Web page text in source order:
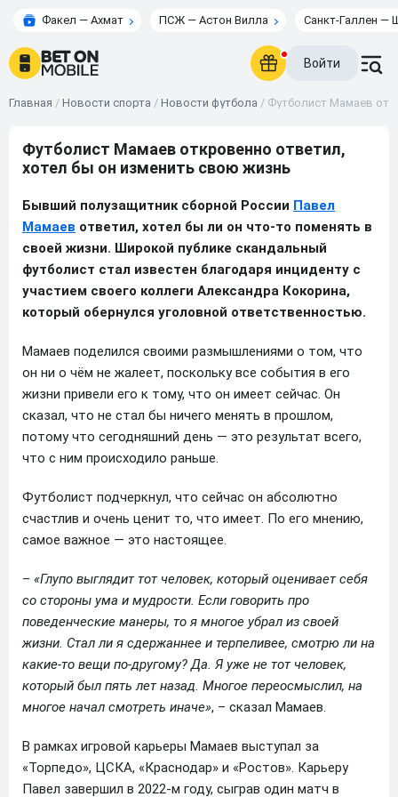
Факел — Ахмат ПСЖ — Астон Вилла Санкт-Галлен —
Войти
Главная / Новости спорта / Новости футбола / Футболист Мамаев
Футболист Мамаев откровенно ответил,
хотел бы он изменить свою жизнь
Бывший полузащитник сборной России Павел
Мамаев ответил, хотел бы ли он что-то поменять в
своей жизни. Широкой публике скандальный
футболист стал известен благодаря инциденту с
участием своего коллеги Александра Кокорина,
который обернулся уголовной ответственностью.
Мамаев поделился своими размышлениями о том, что
он ни о чём не жалеет, поскольку все события в его
жизни привели его к тому, что он имеет сейчас. Он
сказал, что не стал бы ничего менять в прошлом,
потому что сегодняшний день — это результат всего,
что с ним происходило раньше.
Футболист подчеркнул, что сейчас он абсолютно
счастлив и очень ценит то, что имеет. По его мнению,
самое важное — это настоящее.
– «Глупо выглядит тот человек, который оценивает себя
со стороны ума и мудрости. Если говорить про
поведенческие манеры, то я многое убрал из своей
жизни. Стал ли я сдержаннее и терпеливее, смотрю ли на
какие-то вещи по-другому? Да. Я уже не тот человек,
который был пять лет назад. Многое переосмыслил, на
многое начал смотреть иначе», – сказал Мамаев.
В рамках игровой карьеры Мамаев выступал за
«Торпедо», ЦСКА, «Краснодар» и «Ростов». Карьеру
Павел завершил в 2022-м году, сыграв один матч в